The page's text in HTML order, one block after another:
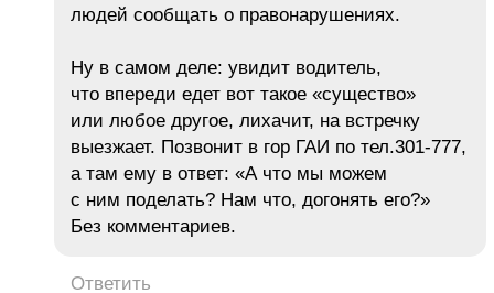
людей сообщать о правонарушениях.
Ну в самом деле: увидит водитель,
что впереди едет вот такое «существо»
или любое другое, лихачит, на встречку
выезжает. Позвонит в гор ГАИ по тел.301-777,
а там ему в ответ: «А что мы можем
с ним поделать? Нам что, догонять его?»
Без комментариев.
Ответить